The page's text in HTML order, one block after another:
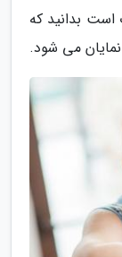
بدانید که
می شود.